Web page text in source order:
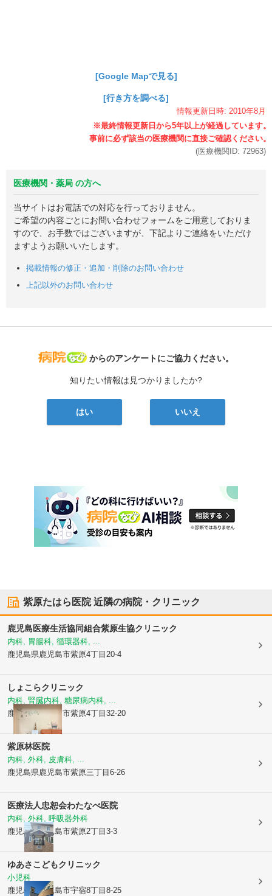
[Google Mapで見る]
[行き方を調べる]
情報更新日時: 2010年8月
(医療機関ID: 72963)
医療機関・薬局 の方へ
当サイトはお電話での対応を行っておりません。
ご希望の内容ごとにお問い合わせフォームをご用意しておりま
すので、お手数ではございますが、下記よりご連絡をいただけ
ますようお願いいたします。
掲載情報の修正・追加・削除のお問い合わせ
上記以外のお問い合わせ
病院なび
からのアンケートにご協力ください。
知りたい情報は見つかりましたか?
はい いいえ
紫原たはら医院近隣の病院・クリニック
鹿児島医療生活協同組合紫原生協クリニック
内科, 胃腸科, 循環器科, ...
鹿児島県鹿児島市紫原4丁目20-4
しょこらクリニック
内科, 腎臓内科, 糖尿病内科, ...
鹿児島県鹿児島市紫原4丁目32-20
紫原林医院
内科, 外科, 皮膚科, ...
鹿児島県鹿児島市紫原三丁目6-26
医療法人忠恕会わたなべ医院
内科, 外科, 呼吸器外科
鹿児島県鹿児島市紫原2丁目3-3
ゆあさこどもクリニック
小児科
鹿児島県鹿児島市宇宿8丁目8-25